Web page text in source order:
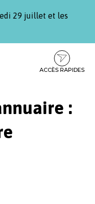
29 juillet et les
ACCÈS RAPIDES
: